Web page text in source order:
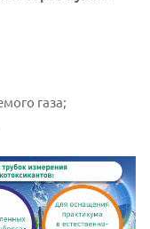
газа;